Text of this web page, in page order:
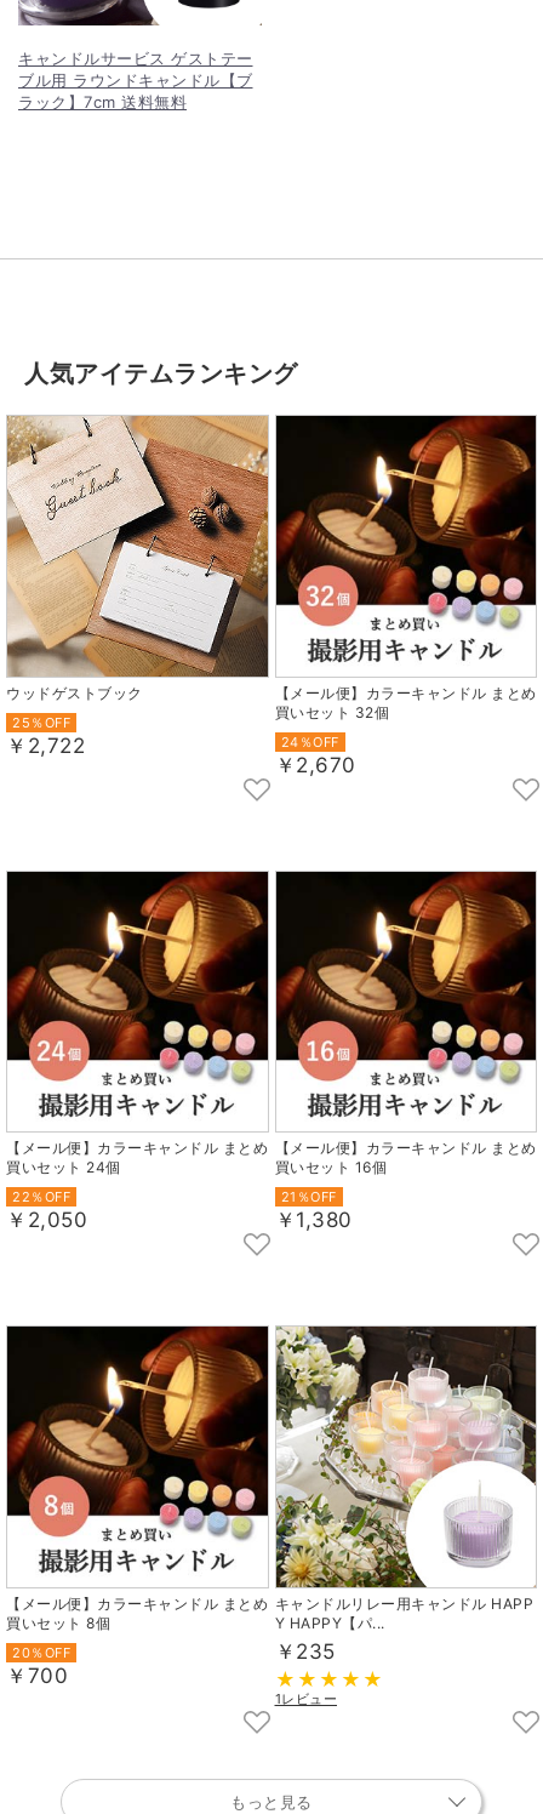
キャンドルサービス ゲストテー
ブル用 ラウンドキャンドル【ブ
ラック】7cm 送料無料
人気アイテムランキング
ウッドゲストブック
25％OFF
￥2,722
【メール便】カラーキャンドル まとめ
買いセット 32個
24％OFF
￥2,670
【メール便】カラーキャンドル まとめ
買いセット 24個
22％OFF
￥2,050
【メール便】カラーキャンドル まとめ
買いセット 16個
21％OFF
￥1,380
【メール便】カラーキャンドル まとめ
買いセット 8個
20％OFF
￥700
キャンドルリレー用キャンドル HAPP
Y HAPPY【パ...
￥235
1レビュー
もっと見る